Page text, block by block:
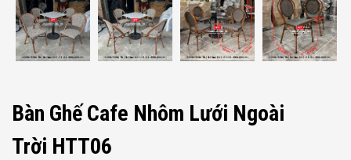
Bàn Ghế Cafe Nhôm Lưới Ngoài
Trời HTT06